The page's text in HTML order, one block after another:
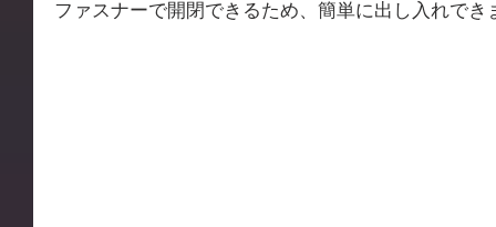
ファスナーで開閉できるため、簡単に出し入れでき